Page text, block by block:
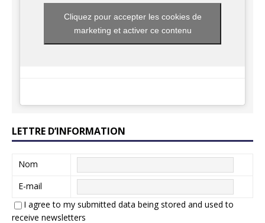
Cliquez pour accepter les cookies de
marketing et activer ce contenu
LETTRE D’INFORMATION
Nom
E-mail
I agree to my submitted data being stored and used to
receive newsletters